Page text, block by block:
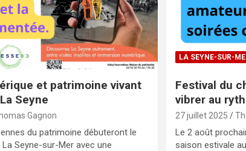
et patrimoine vivant
Seyne
Gagnon
du patrimoine débuteront le
Seyne-sur-Mer avec une
LA SEYNE-SUR-
Festival du
vibrer au
27 juillet 2025
Le 2 août
saison estivale